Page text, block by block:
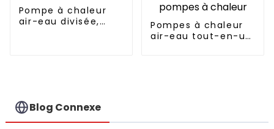
Pompe à chaleur
air-eau divisée,
Pompes à chaleur
air-eau tout-en-un
Blog Connexe